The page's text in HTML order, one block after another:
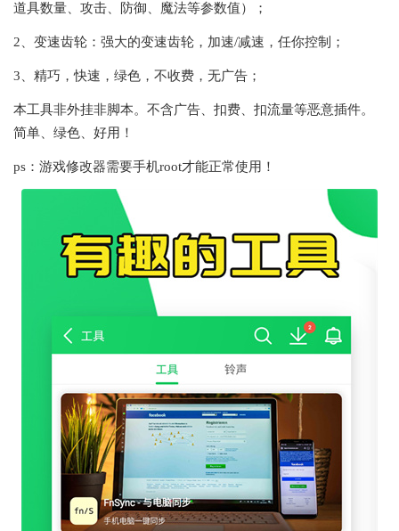
道具数量、攻击、防御、魔法等参数值）；
2、变速齿轮：强大的变速齿轮，加速/减速，任你控制；
3、精巧，快速，绿色，不收费，无广告；
本工具非外挂非脚本。不含广告、扣费、扣流量等恶意插件。
简单、绿色、好用！
ps：游戏修改器需要手机root才能正常使用！